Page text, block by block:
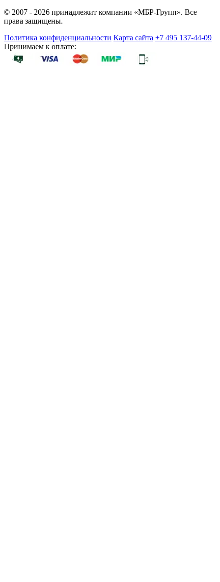
© 2007 - 2026 принадлежит компании «МБР-Групп». Все
права защищены.
Политика конфиденциальности Карта сайта +7 495 137-44-09
Принимаем к оплате: